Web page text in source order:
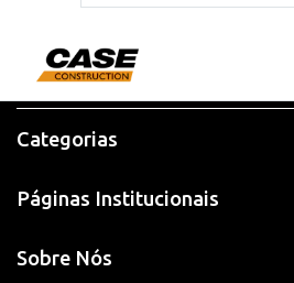
Categorias
Páginas Institucionais
Sobre Nós